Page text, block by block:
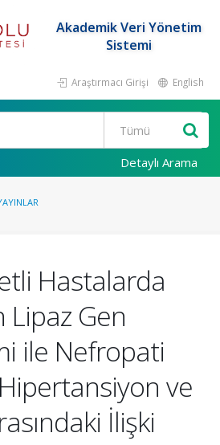
Akademik Veri Yönetim
Sistemi
Araştırmacı Girişi English
Detaylı Arama
Hastalarda
Gen
ile Nefropati
ve
İlişki